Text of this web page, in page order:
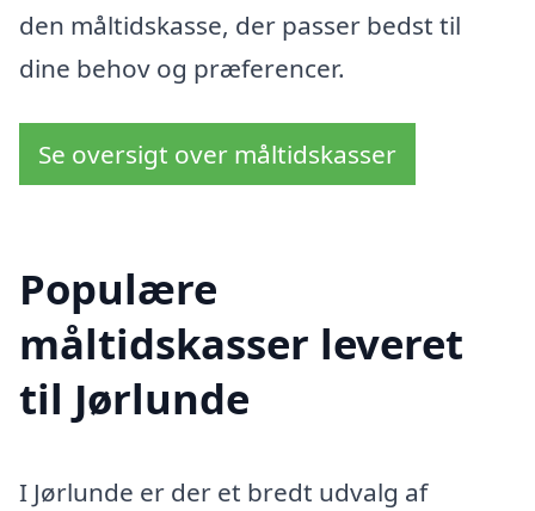
den måltidskasse, der passer bedst til
dine behov og præferencer.
Se oversigt over måltidskasser
Populære
måltidskasser leveret
til Jørlunde
I Jørlunde er der et bredt udvalg af